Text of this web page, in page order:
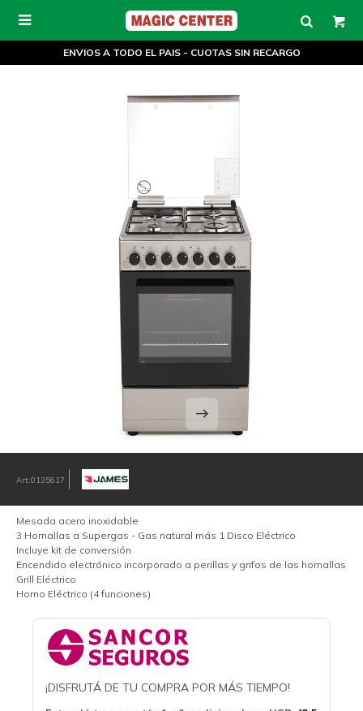

ENVIOS A TODO EL PAIS - CUOTAS SIN RECARGO
0135617
Mesada acero inoxidable
3 Hornallas a Supergas - Gas natural más 1 Disco Eléctrico
Incluye kit de conversión
Encendido electrónico incorporado a perillas y grifos de las hornallas
Grill Eléctrico
Horno Eléctrico (4 funciones)
¡DISFRUTÁ DE TU COMPRA POR MÁS TIEMPO!